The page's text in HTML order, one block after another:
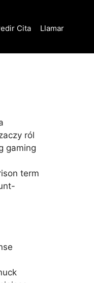
Cita Llamar
ról
gaming
term